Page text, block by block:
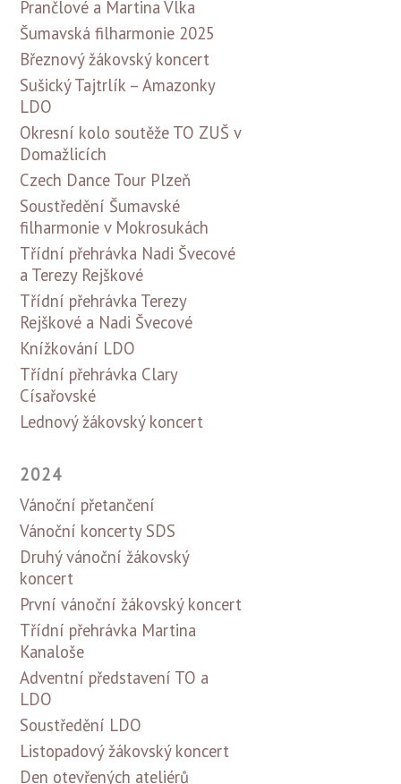
Prančlové a Martina Vlka
Šumavská filharmonie 2025
Březnový žákovský koncert
Sušický Tajtrlík – Amazonky
LDO
Okresní kolo soutěže TO ZUŠ v
Domažlicích
Czech Dance Tour Plzeň
Soustředění Šumavské
filharmonie v Mokrosukách
Třídní přehrávka Nadi Švecové
a Terezy Rejškové
Třídní přehrávka Terezy
Rejškové a Nadi Švecové
Knížkování LDO
Třídní přehrávka Clary
Císařovské
Lednový žákovský koncert
2024
Vánoční přetančení
Vánoční koncerty SDS
Druhý vánoční žákovský
koncert
První vánoční žákovský koncert
Třídní přehrávka Martina
Kanaloše
Adventní představení TO a
LDO
Soustředění LDO
Listopadový žákovský koncert
Den otevřených ateliérů